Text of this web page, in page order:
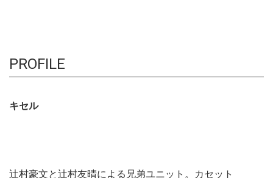
PROFILE
キセル
辻村豪文と辻村友晴による兄弟ユニット。カセット